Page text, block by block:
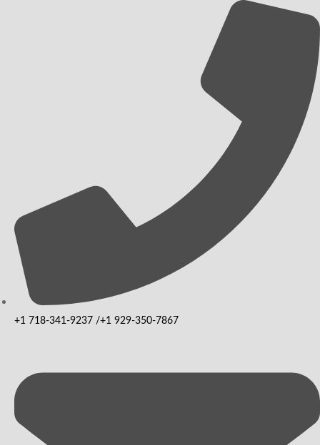
+1 718-341-9237 /+1 929-350-7867